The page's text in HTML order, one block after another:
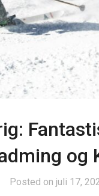
og
Posted on juli 17,